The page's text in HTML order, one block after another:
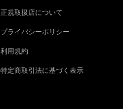
正規取扱店について
プライバシーポリシー
利用規約
特定商取引法に基づく表示